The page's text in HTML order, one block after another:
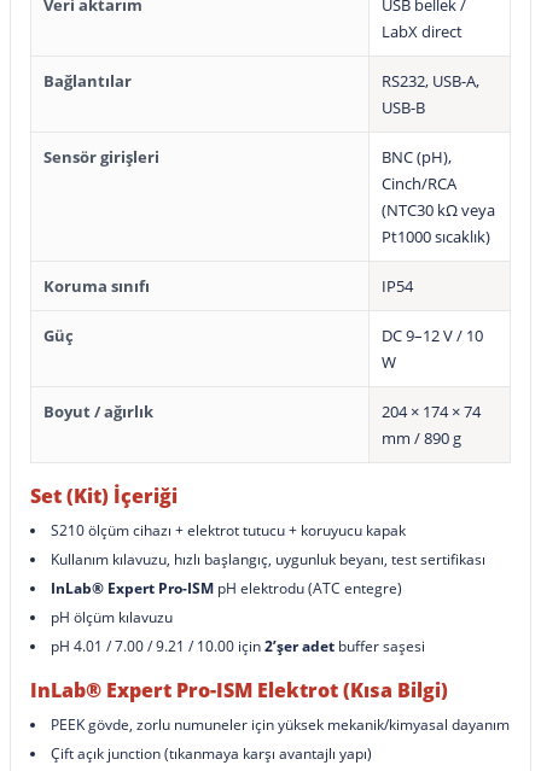
Veri aktarım
USB bellek /
LabX direct
Bağlantılar
RS232, USB-A,
USB-B
Sensör girişleri
BNC (pH),
Cinch/RCA
(NTC30 kΩ veya
Pt1000 sıcaklık)
Koruma sınıfı IP54
Güç
DC 9–12 V / 10
W
Boyut / ağırlık
204 × 174 × 74
mm / 890 g
Set (Kit) İçeriği
S210 ölçüm cihazı + elektrot tutucu + koruyucu kapak
Kullanım kılavuzu, hızlı başlangıç, uygunluk beyanı, test sertifikası
InLab® Expert Pro-ISMpH elektrodu (ATC entegre)
pH ölçüm kılavuzu
pH 4.01 / 7.00 / 9.21 / 10.00 için2’şer adetbuffer saşesi
InLab® Expert Pro-ISM Elektrot (Kısa Bilgi)
PEEK gövde, zorlu numuneler için yüksek mekanik/kimyasal dayanım
Çift açık junction (tıkanmaya karşı avantajlı yapı)